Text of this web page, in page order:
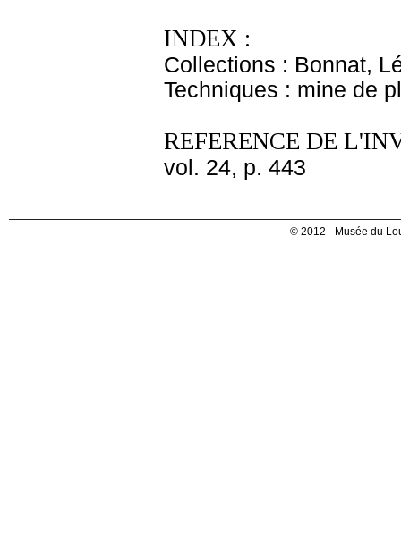
INDEX :
Collections : Bonnat,
Techniques : mine de
REFERENCE DE
vol. 24, p. 443
© 2012 - Musée du